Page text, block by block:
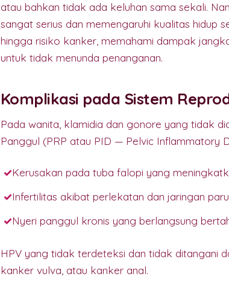
atau bahkan tidak ada keluhan sama sekali.
sangat serius dan memengaruhi kualitas hidup
hingga risiko kanker, memahami dampak
untuk tidak menunda penanganan.
Komplikasi pada Sistem
Pada wanita, klamidia dan gonore yang tidak
Panggul (PRP atau PID — Pelvic Inflammatory
Kerusakan pada tuba falopi yang
Infertilitas akibat perlekatan dan jaringan
Nyeri panggul kronis yang berlangsung
HPV yang tidak terdeteksi dan tidak ditangani
kanker vulva, atau kanker anal.